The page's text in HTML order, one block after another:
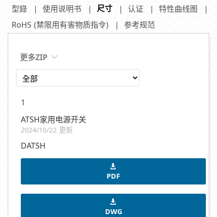
型錄 使用说明书 尺寸 认证
特性曲线图
RoHS (禁限用有害物质指令)
参考规范
更多ZIP
1
ATSH家用电源开关
2024/10/22 更新
DATSH
PDF
DWG